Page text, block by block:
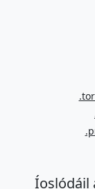
Íoslódáil